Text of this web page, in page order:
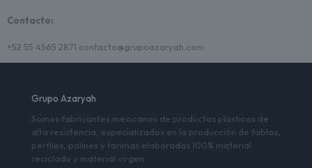
Contacto:
+52 55 4565 2871 contacto@grupoazaryah.com
Grupo Azaryah
Somos fabricantes mexicanos de productos plásticos de
alta resistencia, especializados en la producción de tablas,
perfiles, polines y tarimas elaboradas 100% material
reciclado y material virgen.